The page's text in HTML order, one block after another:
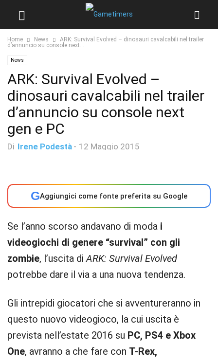
Home News
ARK: Survival Evolved – dinosauri cavalcabili nel trailer
d’annuncio su console next...
News
ARK: Survival Evolved –
dinosauri cavalcabili nel trailer
d’annuncio su console next
gen e PC
Di Irene Podestà - 12 Maggio 2015
GAggiungici come fonte preferita su Google
Se l’anno scorso andavano di moda i
videogiochi di genere “survival” con gli
zombie, l’uscita diARK: Survival Evolved
potrebbe dare il via a una nuova tendenza.
Gli intrepidi giocatori che si avventureranno in
questo nuovo videogioco, la cui uscita è
prevista nell’estate 2016 su PC, PS4 e Xbox
One, avranno a che fare con T-Rex,